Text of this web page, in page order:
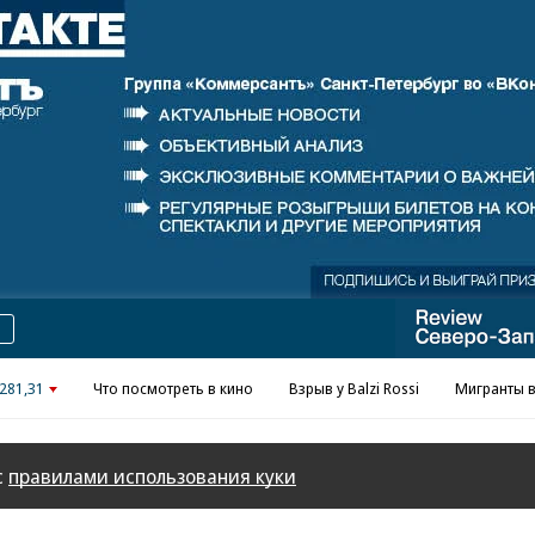
Реклама в «Ъ» www.kommersant.ru/ad
Что посмотреть в кино Взрыв у Balzi Rossi Мигранты
правилами использования куки